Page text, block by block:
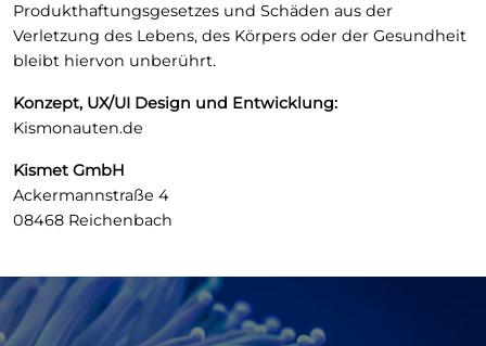
Produkthaftungsgesetzes und Schäden aus der
Verletzung des Lebens, des Körpers oder der Gesundheit
bleibt hiervon unberührt.
Konzept, UX/UI Design und Entwicklung:
Kismonauten.de
Kismet GmbH
Ackermannstraße 4
08468 Reichenbach